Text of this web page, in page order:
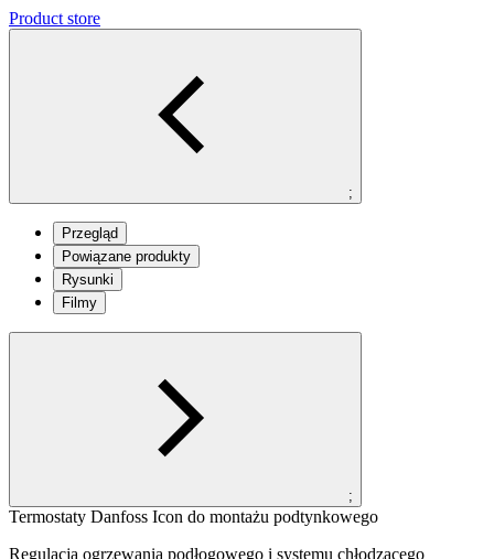
Product store
;
Przegląd
Powiązane produkty
Rysunki
Filmy
;
Termostaty Danfoss Icon do montażu podtynkowego
Regulacja ogrzewania podłogowego i systemu chłodzącego